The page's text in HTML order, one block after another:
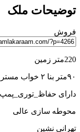
توضیحات ملک
فروش
220متر زمین
۹۰متر بنا ۲ خواب مستر
دارای
محوطه سازی عالی
تهرانی نشین